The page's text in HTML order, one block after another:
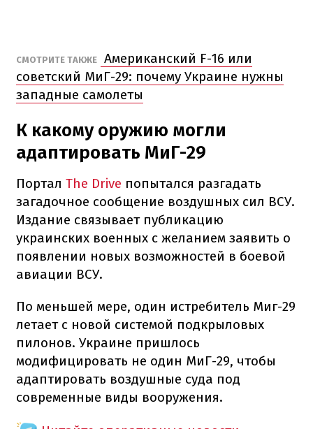
СМОТРИТЕ ТАКЖЕ
Американский F-16 или
советский МиГ-29: почему Украине нужны
западные самолеты
К какому оружию могли
адаптировать МиГ-29
Портал The Drive попытался разгадать
загадочное сообщение воздушных сил ВСУ.
Издание связывает публикацию
украинских военных с желанием заявить о
появлении новых возможностей в боевой
авиации ВСУ.
По меньшей мере, один истребитель Миг-29
летает с новой системой подкрыловых
пилонов. Украине пришлось
модифицировать не один МиГ-29, чтобы
адаптировать воздушные суда под
современные виды вооружения.